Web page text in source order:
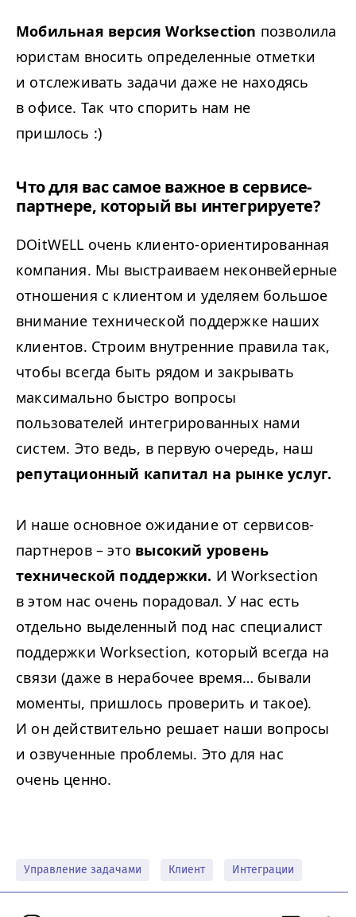
Мобильная версия Worksection позволила
юристам вносить определенные отметки
и отслеживать задачи даже не находясь
в офисе. Так что спорить нам не
пришлось :)
Что для вас самое важное в сервисе-
партнере, который вы интегрируете?
DOitWELL очень клиенто-ориентированная
компания. Мы выстраиваем неконвейерные
отношения с клиентом и уделяем большое
внимание технической поддержке наших
клиентов. Строим внутренние правила так,
чтобы всегда быть рядом и закрывать
максимально быстро вопросы
пользователей интегрированных нами
систем. Это ведь, в первую очередь, наш
репутационный капитал на рынке услуг.
И наше основное ожидание от сервисов-
партнеров – это высокий уровень
технической поддержки. И Worksection
в этом нас очень порадовал. У нас есть
отдельно выделенный под нас специалист
поддержки Worksection, который всегда на
связи (даже в нерабочее время… бывали
моменты, пришлось проверить и такое).
И он действительно решает наши вопросы
и озвученные проблемы. Это для нас
очень ценно.
Управление задачами Клиент Интеграции